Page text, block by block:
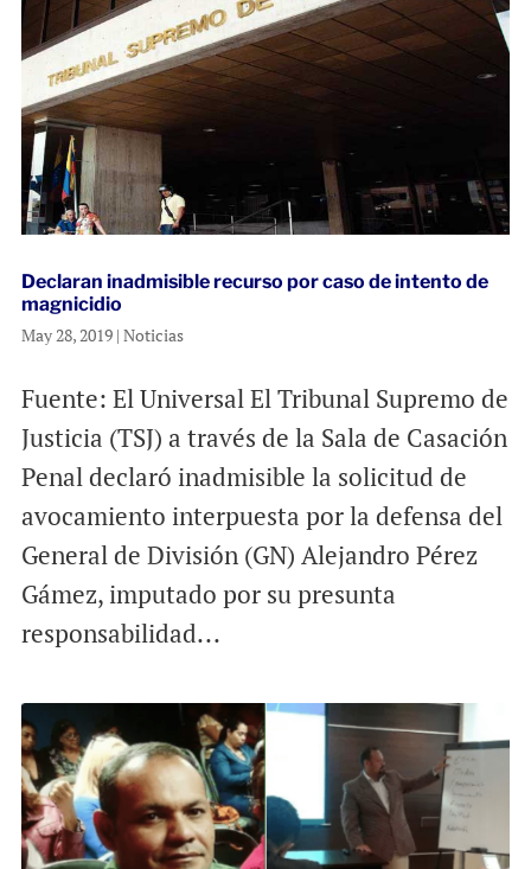
Declaran inadmisible recurso por caso de intento de
magnicidio
May 28, 2019| Noticias
Fuente: El Universal El Tribunal Supremo de
Justicia (TSJ) a través de la Sala de Casación
Penal declaró inadmisible la solicitud de
avocamiento interpuesta por la defensa del
General de División (GN) Alejandro Pérez
Gámez, imputado por su presunta
responsabilidad...